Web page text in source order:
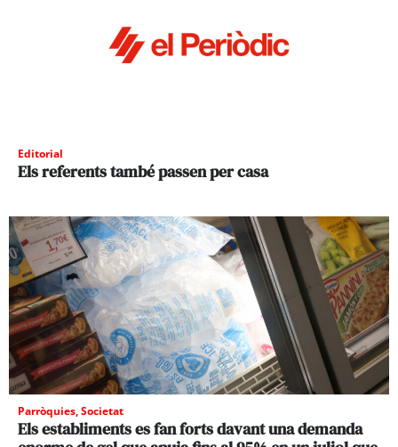
Editorial
Els referents també passen per casa
Parròquies,Societat
Els establiments es fan forts davant una demanda